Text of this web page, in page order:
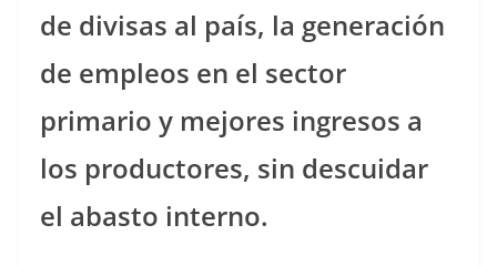
de divisas al país, la generación
de empleos en el sector
primario y mejores ingresos a
los productores, sin descuidar
el abasto interno.